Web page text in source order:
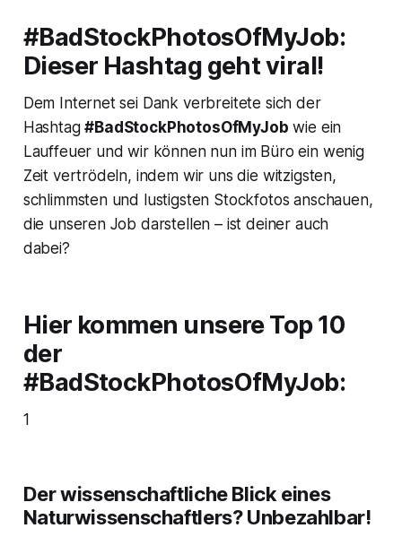
#BadStockPhotosOfMyJob:
Dieser Hashtag geht viral!
Dem Internet sei Dank verbreitete sich der
Hashtag#BadStockPhotosOfMyJob wie ein
Lauffeuer und wir können nun im Büro ein wenig
Zeit vertrödeln, indem wir uns die witzigsten,
schlimmsten und lustigsten Stockfotos anschauen,
die unseren Job darstellen – ist deiner auch
dabei?
Hier kommen unsere Top 10
der
#BadStockPhotosOfMyJob:
1
Der wissenschaftliche Blick eines
Naturwissenschaftlers? Unbezahlbar!